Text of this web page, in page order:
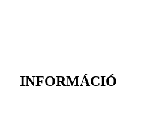
INFORMÁCIÓ